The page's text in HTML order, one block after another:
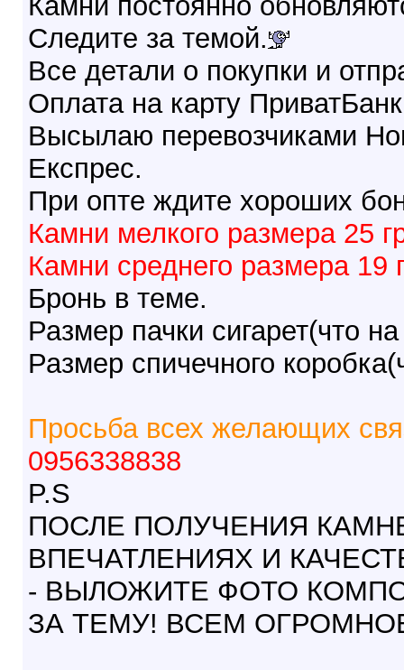
Следите за темой.
Все детали о покупки и
Оплата на карту
Высылаю перевозчиками
Експрес.
При опте ждите хороших
Камни мелкого размера 25
Камни среднего размера 19
Бронь в теме.
Размер пачки сигарет(что
Размер спичечного
Просьба всех желающих
0956338838
P.S
ПОСЛЕ ПОЛУЧЕНИЯ
ВПЕЧАТЛЕНИЯХ И
- ВЫЛОЖИТЕ ФОТО
ЗА ТЕМУ! ВСЕМ